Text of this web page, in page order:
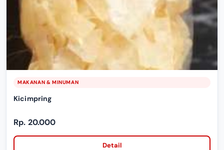
MAKANAN & MINUMAN
Kicimpring
Rp. 20.000
Detail